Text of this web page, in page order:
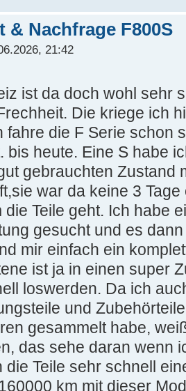
& Nachfrage F800S
21:42
ist da doch wohl sehr
Die kriege ich
fahre die F Serie schon
bis heute. Eine S habe
gebrauchten Zustand
war da keine 3
die Teile geht. Ich habe
gesucht und es
mir einfach ein
ist ja in einen super
loswerden. Da ich
und
gesammelt habe,
das sehe daran wenn
die Teile sehr schnell
km mit dieser